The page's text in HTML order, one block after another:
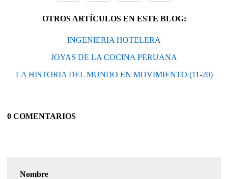
OTROS ARTÍCULOS EN ESTE BLOG:
INGENIERIA HOTELERA
JOYAS DE LA COCINA PERUANA
LA HISTORIA DEL MUNDO EN MOVIMIENTO (11-20)
0 COMENTARIOS
Nombre